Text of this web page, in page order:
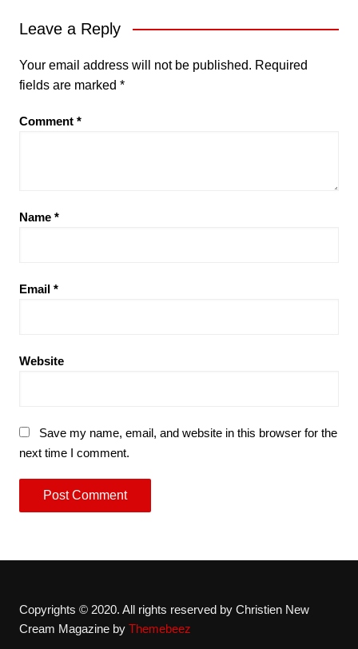
Leave a Reply
Your email address will not be published. Required
fields are marked *
Comment *
Name *
Email *
Website
Save my name, email, and website in this browser for the
next time I comment.
Copyrights © 2020. All rights reserved by Christien New
Cream Magazine by Themebeez